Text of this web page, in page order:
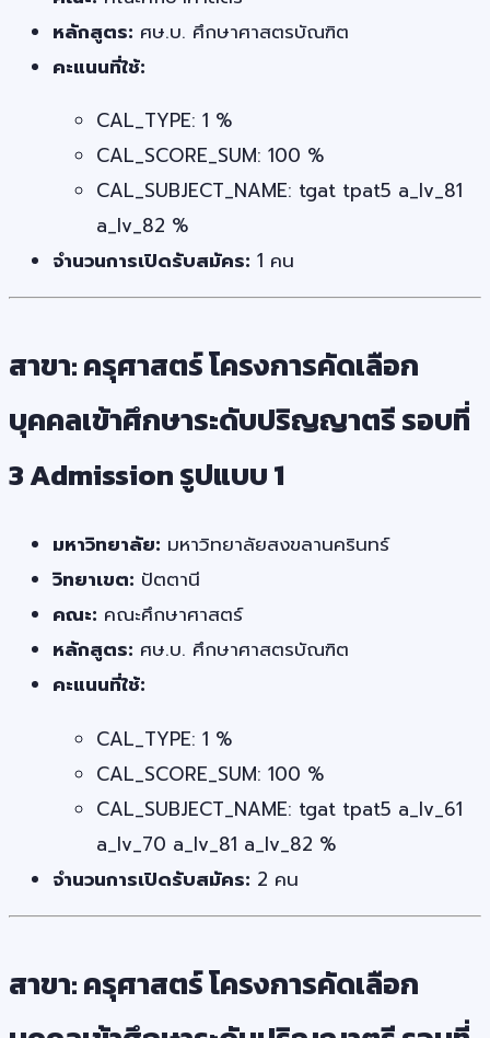
หลักสูตร: ศษ.บ. ศึกษาศาสตรบัณฑิต
คะแนนที่ใช้:
CAL_TYPE: 1 %
CAL_SCORE_SUM: 100 %
CAL_SUBJECT_NAME: tgat tpat5 a_lv_81
a_lv_82 %
จำนวนการเปิดรับสมัคร: 1 คน
สาขา: ครุศาสตร์ โครงการคัดเลือก
บุคคลเข้าศึกษาระดับปริญญาตรี รอบที่
3 Admission รูปแบบ 1
มหาวิทยาลัย: มหาวิทยาลัยสงขลานครินทร์
วิทยาเขต: ปัตตานี
คณะ: คณะศึกษาศาสตร์
หลักสูตร: ศษ.บ. ศึกษาศาสตรบัณฑิต
คะแนนที่ใช้:
CAL_TYPE: 1 %
CAL_SCORE_SUM: 100 %
CAL_SUBJECT_NAME: tgat tpat5 a_lv_61
a_lv_70 a_lv_81 a_lv_82 %
จำนวนการเปิดรับสมัคร: 2 คน
สาขา: ครุศาสตร์ โครงการคัดเลือก